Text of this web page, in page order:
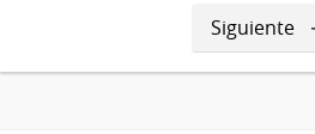
Siguiente
página
Siguiente